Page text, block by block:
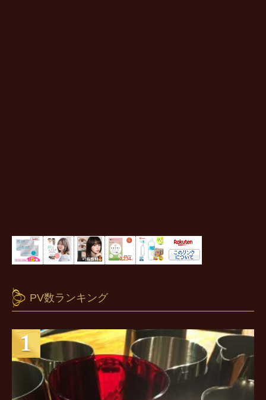
PV数ランキング